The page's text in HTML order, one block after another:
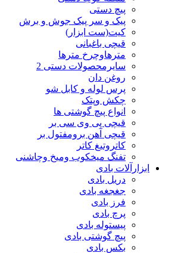
پیچ دستی
پیک و سر پیک جوش و برش
کیت(ست ابزار)
قیچی باغبانی
مترهاوچرخ مترها
سایرمحصولات دستی 2
روغن دان
پرس لوله و کابل شو
چکش وپتک
انواع پیچ گوشتی ها
قیچی پی وی سی بر
قیچی آهن برومفتول بر
کاتروتیغ کاتر
تفنگ میخکوب ومیخ وچاشنی
ابزارآلات بادی
دریل بادی
جغجغه بادی
فرز بادی
پرچ بادی
پیستوله بادی
پیچ گوشتی بادی
بکس بادی